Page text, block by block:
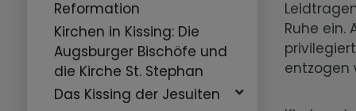
Reformation
Kirchen in Kissing: Die
Augsburger Bischöfe und
die Kirche St. Stephan
Das Kissing der Jesuiten
Ruhe ein.
entzogen